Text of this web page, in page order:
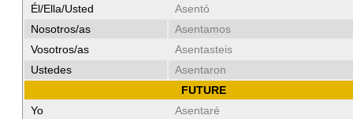
Él/Ella/Usted
Asentó
Nosotros/as
Asentamos
Vosotros/as
Asentasteis
Ustedes
Asentaron
FUTURE
Yo
Asentaré